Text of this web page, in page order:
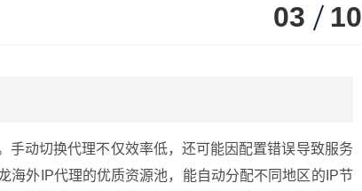
03 10
动切换代理不仅效率低，还可能因配置错误导致服务
海外IP代理的优质资源池，能自动分配不同地区的IP节